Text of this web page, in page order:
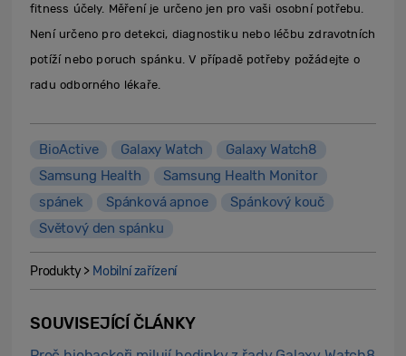
fitness účely. Měření je určeno jen pro vaši osobní potřebu.
Není určeno pro detekci, diagnostiku nebo léčbu zdravotních
potíží nebo poruch spánku. V případě potřeby požádejte o
radu odborného lékaře.
BioActive Galaxy Watch
Galaxy Watch8
Samsung Health
Samsung Health Monitor
spánek
Spánková apnoe
Spánkový kouč
Světový den spánku
Produkty > Mobilní zařízení
SOUVISEJÍCÍ ČLÁNKY